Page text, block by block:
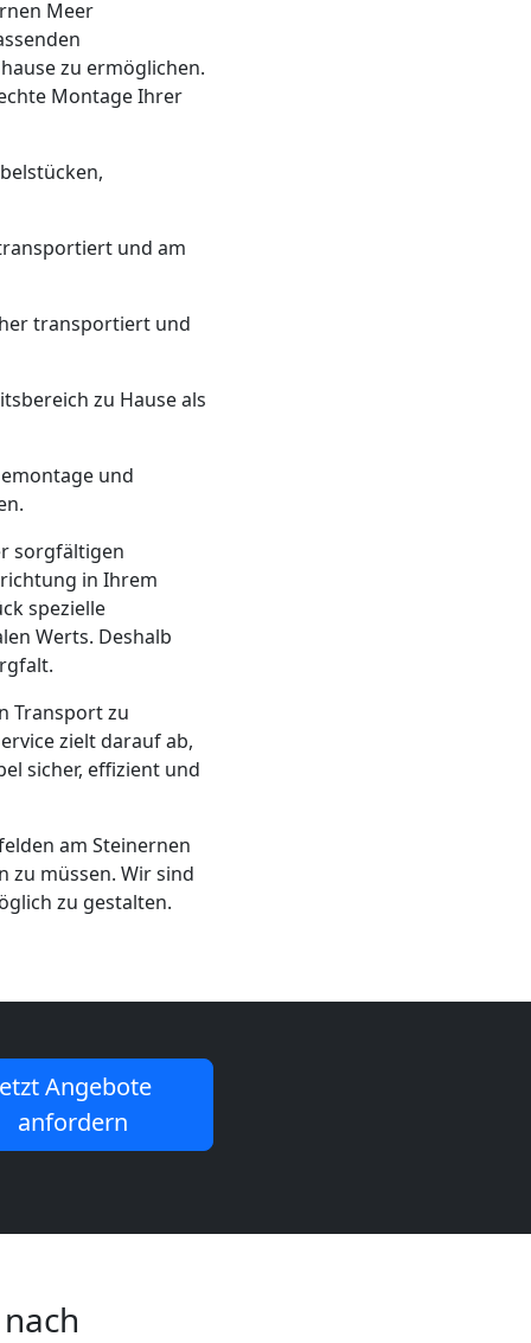
Meer
zu ermöglichen.
Montage Ihrer
und am
transportiert und
zu Hause als
und
sorgfältigen
in Ihrem
spezielle
Werts. Deshalb
Transport zu
zielt darauf ab,
sicher, effizient und
am Steinernen
zu müssen. Wir sind
zu gestalten.
Angebote
anfordern